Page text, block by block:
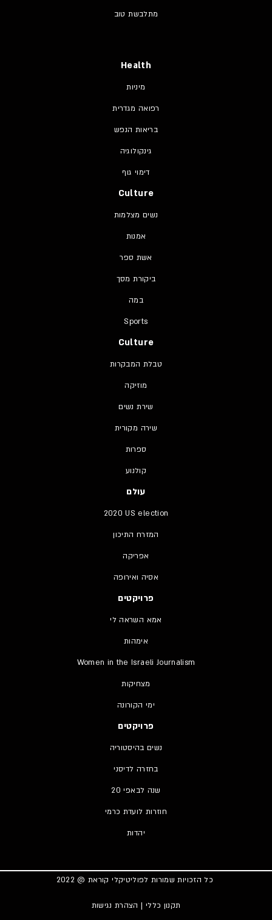
מתלבשת טוב
Health
מיניות
רפואה מגדרית
בריאות הנפש
גינקולוגיה
דימוי גוף
Culture
נשים מצלמות
אמנות
אשת ספר
ביקורת מסך
במה
Sports
Culture
טבלת המבקרות
מוזיקה
שירת נשים
שירה מקורית
ספרות
קולנוע
עולם
2020 US election
המזרח התיכון
אפריקה
אסיה ואירופה
פרויקטים
אמא השראה לי
אימהות
Women in the Israeli Journalism
מצחיקות
ימי הקורונה
פרויקטים
נשים בהיסטוריה
בחזרה לדיסני
20 שנה לבאפי
חוזרות לועדת כרמי
יהדות
תקנון כללי | הצהרת נגישות